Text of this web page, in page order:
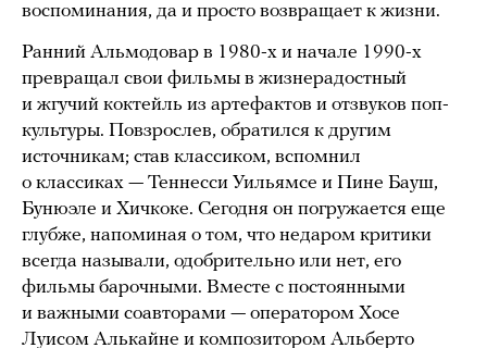
воспоминания, да и просто возвращает к жизни.
Ранний Альмодовар в 1980-х и начале 1990-х
превращал свои фильмы в жизнерадостный
и жгучий коктейль из артефактов и отзвуков поп-
культуры. Повзрослев, обратился к другим
источникам; став классиком, вспомнил
о классиках — Теннесси Уильямсе и Пине Бауш,
Бунюэле и Хичкоке. Сегодня он погружается еще
глубже, напоминая о том, что недаром критики
всегда называли, одобрительно или нет, его
фильмы барочными. Вместе с постоянными
и важными соавторами — оператором Хосе
Луисом Алькайне и композитором Альберто